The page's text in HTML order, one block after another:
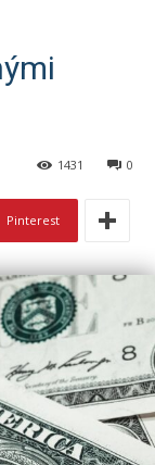
0
1431
Pinterest